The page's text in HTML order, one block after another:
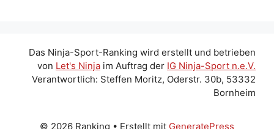
Das Ninja-Sport-Ranking wird erstellt und betrieben
von Let's Ninja im Auftrag der IG Ninja-Sport n.e.V.
Verantwortlich: Steffen Moritz, Oderstr. 30b, 53332
Bornheim
© 2026 Ranking • Erstellt mit GeneratePress